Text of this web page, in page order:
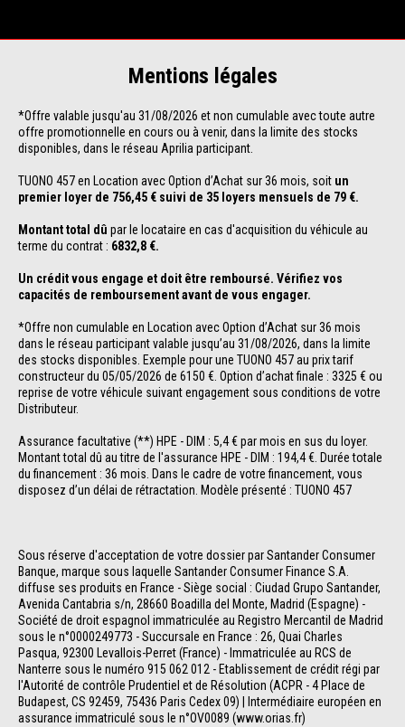
Mentions légales
*Offre valable jusqu'au 31/08/2026 et non cumulable avec toute autre
offre promotionnelle en cours ou à venir, dans la limite des stocks
disponibles, dans le réseau Aprilia participant.
TUONO 457 en Location avec Option d’Achat sur 36 mois, soit un
premier loyer de 756,45 € suivi de 35 loyers mensuels de 79 €.
Montant total dû par le locataire en cas d'acquisition du véhicule au
terme du contrat : 6832,8 €.
Un crédit vous engage et doit être remboursé. Vérifiez vos
capacités de remboursement avant de vous engager.
*Offre non cumulable en Location avec Option d’Achat sur 36 mois
dans le réseau participant valable jusqu’au 31/08/2026, dans la limite
des stocks disponibles. Exemple pour une TUONO 457 au prix tarif
constructeur du 05/05/2026 de 6150 €. Option d’achat finale : 3325 € ou
reprise de votre véhicule suivant engagement sous conditions de votre
Distributeur.
Assurance facultative (**) HPE - DIM : 5,4 € par mois en sus du loyer.
Montant total dû au titre de l'assurance HPE - DIM : 194,4 €. Durée totale
du financement : 36 mois. Dans le cadre de votre financement, vous
disposez d’un délai de rétractation. Modèle présenté : TUONO 457
Sous réserve d'acceptation de votre dossier par Santander Consumer
Banque, marque sous laquelle Santander Consumer Finance S.A.
diffuse ses produits en France - Siège social : Ciudad Grupo Santander,
Avenida Cantabria s/n, 28660 Boadilla del Monte, Madrid (Espagne) -
Société de droit espagnol immatriculée au Registro Mercantil de Madrid
sous le n°0000249773 - Succursale en France : 26, Quai Charles
Pasqua, 92300 Levallois-Perret (France) - Immatriculée au RCS de
Nanterre sous le numéro 915 062 012 - Etablissement de crédit régi par
l'Autorité de contrôle Prudentiel et de Résolution (ACPR - 4 Place de
Budapest, CS 92459, 75436 Paris Cedex 09) | Intermédiaire européen en
assurance immatriculé sous le n°OV0089 (www.orias.fr)